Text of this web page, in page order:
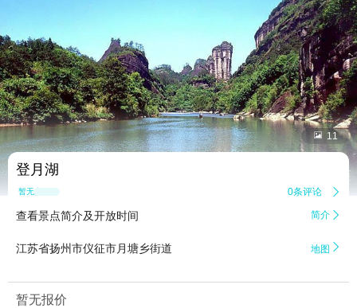
 11
登月湖
暂无点评 0条评论 
查看景点简介及开放时间 简介 
江苏省扬州市仪征市月塘乡街道 地图 
暂无报价